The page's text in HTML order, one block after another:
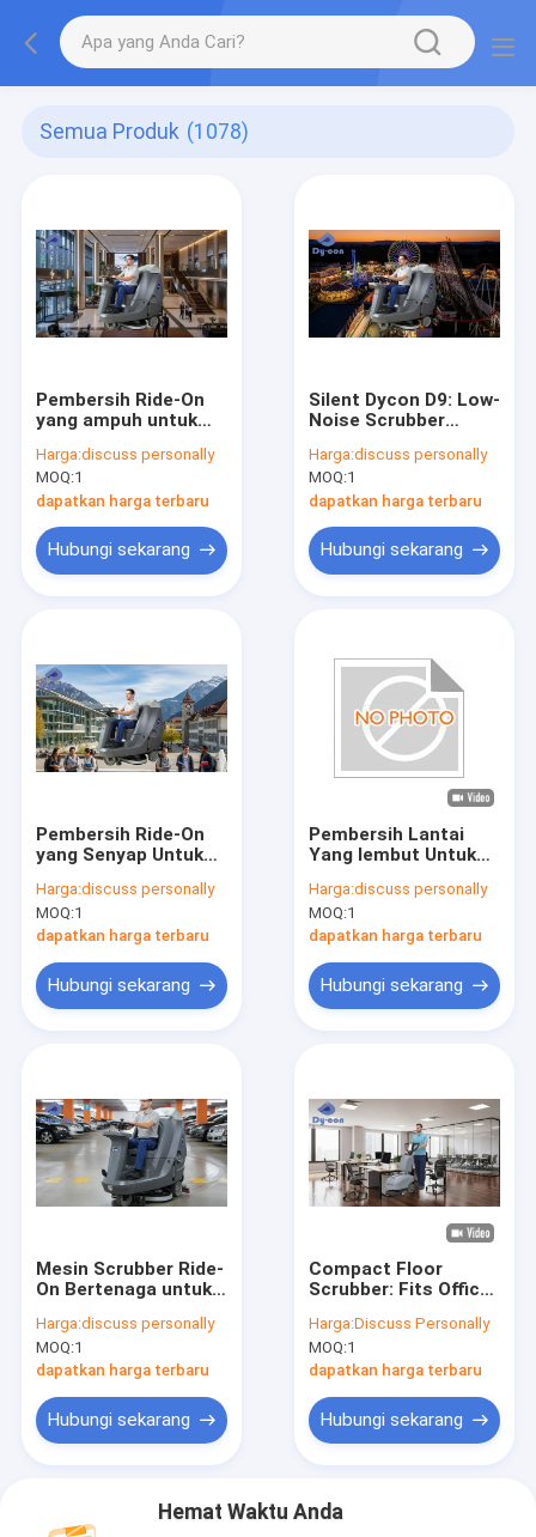
Semua Produk (1078)
Pembersih Ride-On
yang ampuh untuk
Harga:discuss personally
MOQ:1
dapatkan harga terbaru
Hubungi sekarang
Silent Dycon D9: Low-
Noise Scrubber
Taman Hiburan di
siang hari.
Harga:discuss personally
MOQ:1
dapatkan harga terbaru
Hubungi sekarang
Pembersih Ride-On
yang Senyap Untuk
Kampus Universitas.
Desain Berisik
Rendah
Harga:discuss personally
MOQ:1
dapatkan harga terbaru
Hubungi sekarang
Pembersih Lantai
Yang lembut Untuk
yang Rendah
Harga:discuss personally
MOQ:1
dapatkan harga terbaru
Hubungi sekarang
Mesin Scrubber Ride-
On Bertenaga untuk
Parkir yang Cepat &
Efisien
Harga:discuss personally
MOQ:1
dapatkan harga terbaru
Hubungi sekarang
Compact Floor
Scrubber: Fits Office
Fast – Perfect For
Tight Workspace
Cleaning
Harga:Discuss Personally
MOQ:1
dapatkan harga terbaru
Hubungi sekarang
Hemat Waktu Anda